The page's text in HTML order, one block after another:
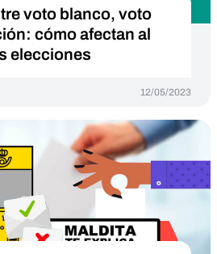
voto blanco, voto
cómo afectan al
elecciones
12/05/2023